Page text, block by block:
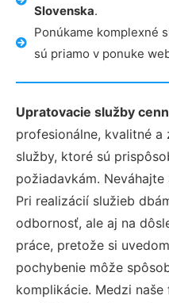
Slovenska.
Ponúkame komplexné
sú priamo v ponuke
Upratovacie služby
profesionálne, kvalitné
služby, ktoré sú
požiadavkám.
Pri realizácií služieb
odbornosť, ale aj na
práce, pretože si
pochybenie môže
komplikácie. Medzi